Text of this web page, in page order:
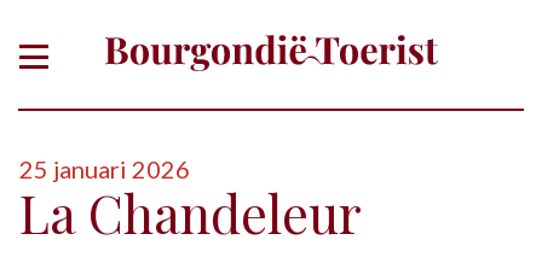
25 januari 2026
La Chandeleur